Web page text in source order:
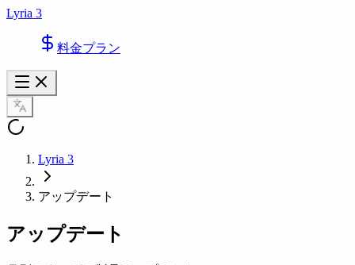
Lyria 3
料金プラン
Lyria 3
アップデート
アップデート